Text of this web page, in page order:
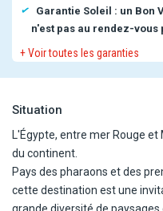
Garantie Soleil : un Bon
n'est pas au rendez-vous
+ Voir toutes les garanties
Situation
L'Égypte, entre mer Rouge
du continent.
Pays des pharaons et des
cette destination est une
grande diversité de